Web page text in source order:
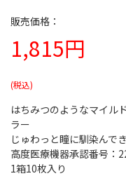
1,815円
はちみつのようなマイル
ラー
じゅわっと瞳に馴染んで
高度医療機器承認番号：
1箱10枚入り